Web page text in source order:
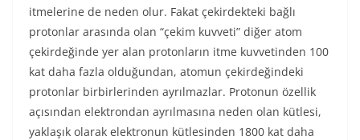
itmelerine de neden olur. Fakat çekirdekteki bağlı
protonlar arasında olan “çekim kuvveti” diğer atom
çekirdeğinde yer alan protonların itme kuvvetinden 100
kat daha fazla olduğundan, atomun çekirdeğindeki
protonlar birbirlerinden ayrılmazlar. Protonun özellik
açısından elektrondan ayrılmasına neden olan kütlesi,
yaklaşık olarak elektronun kütlesinden 1800 kat daha